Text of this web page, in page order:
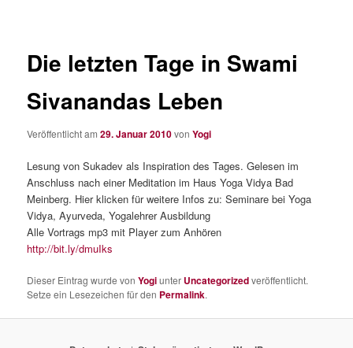
Die letzten Tage in Swami
Sivanandas Leben
Veröffentlicht am29. Januar 2010vonYogi
Lesung von Sukadev als Inspiration des Tages. Gelesen im
Anschluss nach einer Meditation im Haus Yoga Vidya Bad
Meinberg. Hier klicken für weitere Infos zu: Seminare bei Yoga
Vidya, Ayurveda, Yogalehrer Ausbildung
Alle Vortrags mp3 mit Player zum Anhören
http://bit.ly/dmuIks
Dieser Eintrag wurde vonYogiunter Uncategorizedveröffentlicht.
Setze ein Lesezeichen für den Permalink.